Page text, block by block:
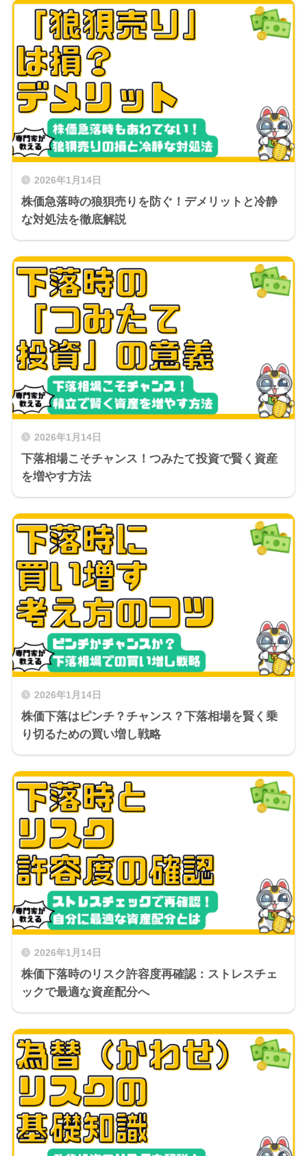
2026年1月14日
株価急落時の狼狽売りを防ぐ！デメリットと冷静
な対処法を徹底解説
2026年1月14日
下落相場こそチャンス！つみたて投資で賢く資産
を増やす方法
2026年1月14日
株価下落はピンチ？チャンス？下落相場を賢く乗
り切るための買い増し戦略
2026年1月14日
株価下落時のリスク許容度再確認：ストレスチェ
ックで最適な資産配分へ